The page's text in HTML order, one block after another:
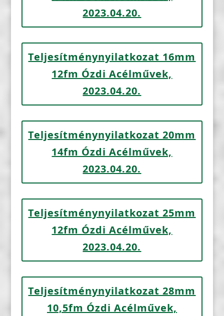
2023.04.20.
Teljesítménynyilatkozat 16mm
12fm Ózdi Acélművek,
2023.04.20.
Teljesítménynyilatkozat 20mm
14fm Ózdi Acélművek,
2023.04.20.
Teljesítménynyilatkozat 25mm
12fm Ózdi Acélművek,
2023.04.20.
Teljesítménynyilatkozat 28mm
10,5fm Ózdi Acélművek,